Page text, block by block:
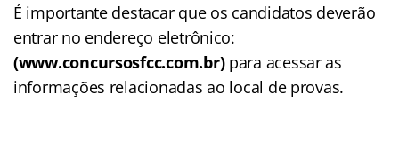
É importante destacar que os candidatos deverão
entrar no endereço eletrônico:
(www.concursosfcc.com.br)para acessar as
informações relacionadas ao local de provas.